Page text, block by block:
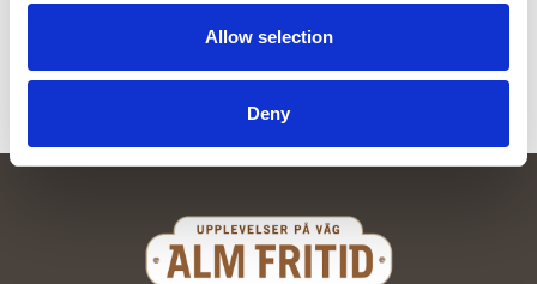
Allow selection
Deny
Läs mer